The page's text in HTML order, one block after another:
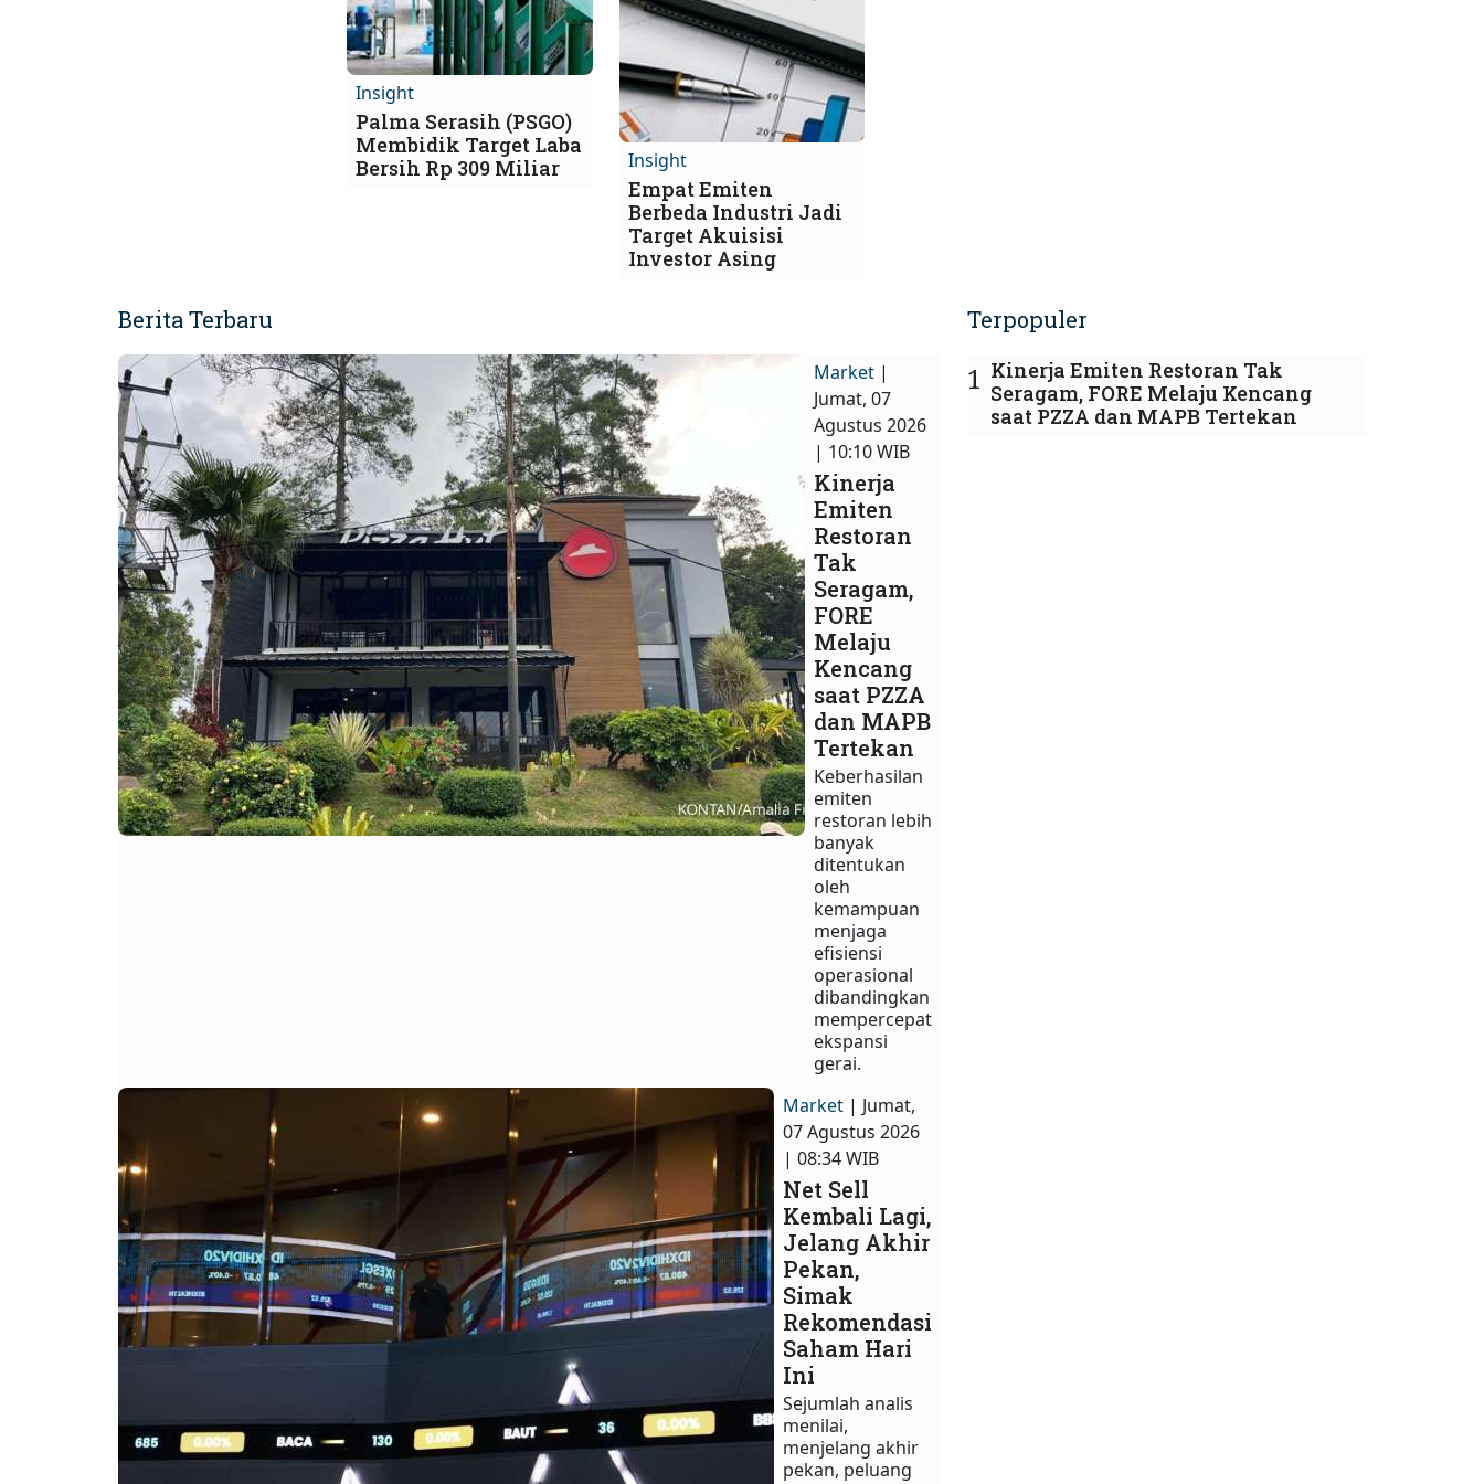
Insight
Palma Serasih (PSGO)
Membidik Target Laba
Bersih Rp 309 Miliar
Insight
Empat Emiten
Berbeda Industri Jadi
Target Akuisisi
Investor Asing
Berita Terbaru
Market |
Jumat, 07
Agustus 2026
| 10:10 WIB
Kinerja
Emiten
Restoran
Tak
Seragam,
FORE
Melaju
Kencang
saat PZZA
dan MAPB
Tertekan
Keberhasilan
emiten
restoran lebih
banyak
ditentukan
oleh
kemampuan
menjaga
efisiensi
operasional
dibandingkan
mempercepat
ekspansi
gerai.
Market | Jumat,
07 Agustus 2026
| 08:34 WIB
Net Sell
Kembali Lagi,
Jelang Akhir
Pekan,
Simak
Rekomendasi
Saham Hari
Ini
Sejumlah analis
menilai,
menjelang akhir
pekan, peluang
Terpopuler
1 Kinerja Emiten Restoran Tak
Seragam, FORE Melaju Kencang
saat PZZA dan MAPB Tertekan